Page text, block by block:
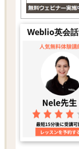
Weblio英会話